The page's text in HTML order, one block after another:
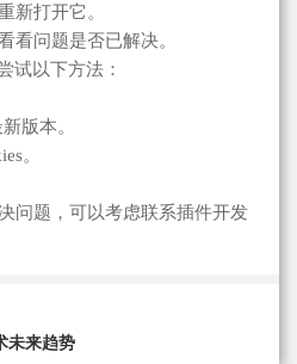
新打开它。
看问题是否已解决。
试以下方法：
版本。
。
问题，可以考虑联系插件开发
未来趋势